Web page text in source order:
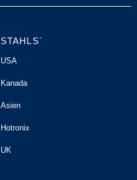
STAHLS´
USA
Kanada
Asien
Hotronix
UK